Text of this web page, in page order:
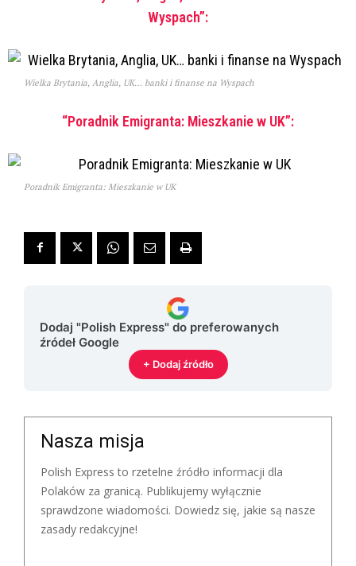
Wyspach”:
Wielka Brytania, Anglia, UK… banki i finanse na Wyspach
“Poradnik Emigranta: Mieszkanie w UK”:
Poradnik Emigranta: Mieszkanie w UK
Dodaj "Polish Express" do preferowanych
źródeł Google
+ Dodaj źródło
Nasza misja
Polish Express to rzetelne źródło informacji dla
Polaków za granicą. Publikujemy wyłącznie
sprawdzone wiadomości. Dowiedz się, jakie są nasze
zasady redakcyjne!